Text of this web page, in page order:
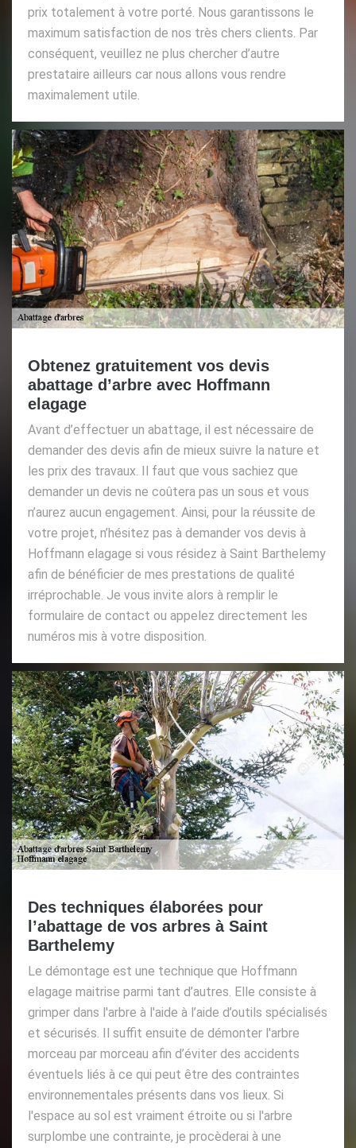
prix totalement à votre porté. Nous garantissons le
maximum satisfaction de nos très chers clients. Par
conséquent, veuillez ne plus chercher d’autre
prestataire ailleurs car nous allons vous rendre
maximalement utile.
Obtenez gratuitement vos devis
abattage d’arbre avec Hoffmann
elagage
Avant d’effectuer un abattage, il est nécessaire de
demander des devis afin de mieux suivre la nature et
les prix des travaux. Il faut que vous sachiez que
demander un devis ne coûtera pas un sous et vous
n’aurez aucun engagement. Ainsi, pour la réussite de
votre projet, n’hésitez pas à demander vos devis à
Hoffmann elagage si vous résidez à Saint Barthelemy
afin de bénéficier de mes prestations de qualité
irréprochable. Je vous invite alors à remplir le
formulaire de contact ou appelez directement les
numéros mis à votre disposition.
Des techniques élaborées pour
l’abattage de vos arbres à Saint
Barthelemy
Le démontage est une technique que Hoffmann
elagage maitrise parmi tant d’autres. Elle consiste à
grimper dans l'arbre à l'aide à l’aide d’outils spécialisés
et sécurisés. Il suffit ensuite de démonter l'arbre
morceau par morceau afin d’éviter des accidents
éventuels liés à ce qui peut être des contraintes
environnementales présents dans vos lieux. Si
l'espace au sol est vraiment étroite ou si l'arbre
surplombe une contrainte, je procèderai à une